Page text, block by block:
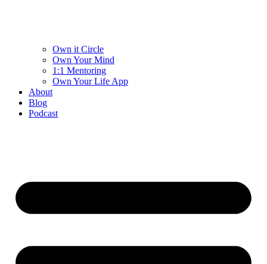
Own it Circle
Own Your Mind
1:1 Mentoring
Own Your Life App
About
Blog
Podcast